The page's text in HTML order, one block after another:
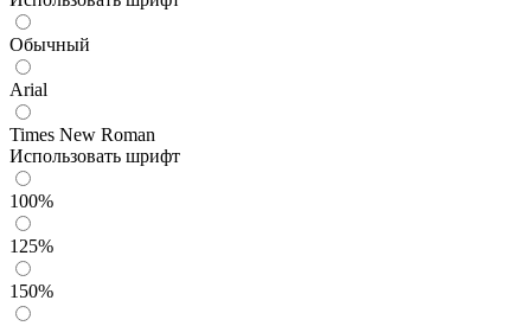
Обычный
Arial
Times New Roman
Использовать шрифт
100%
125%
150%